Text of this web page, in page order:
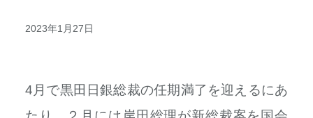
2023年1月27日
4月で黒田日銀総裁の任期満了を迎えるにあ